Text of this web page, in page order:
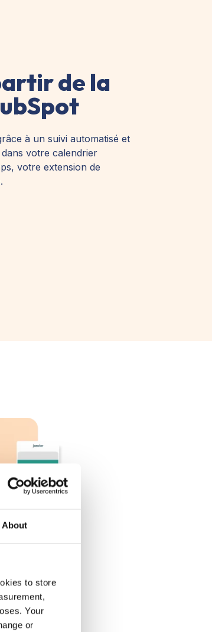
About
to store
Your
or
de la
à un suivi automatisé et
votre calendrier
votre extension de